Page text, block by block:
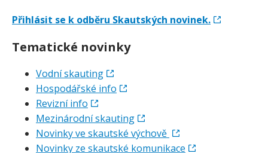
Přihlásit se k odběru Skautských novinek.
Tematické novinky
Vodní skauting
Hospodářské info
Revizní info
Mezinárodní skauting
Novinky ve skautské výchově
Novinky ze skautské komunikace